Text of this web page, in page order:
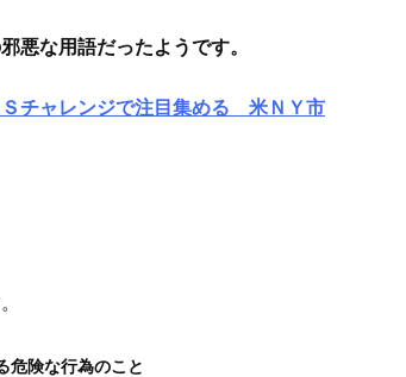
悪な用語だったようです。
Ｓチャレンジで注目集める 米ＮＹ市
危険な行為のこと